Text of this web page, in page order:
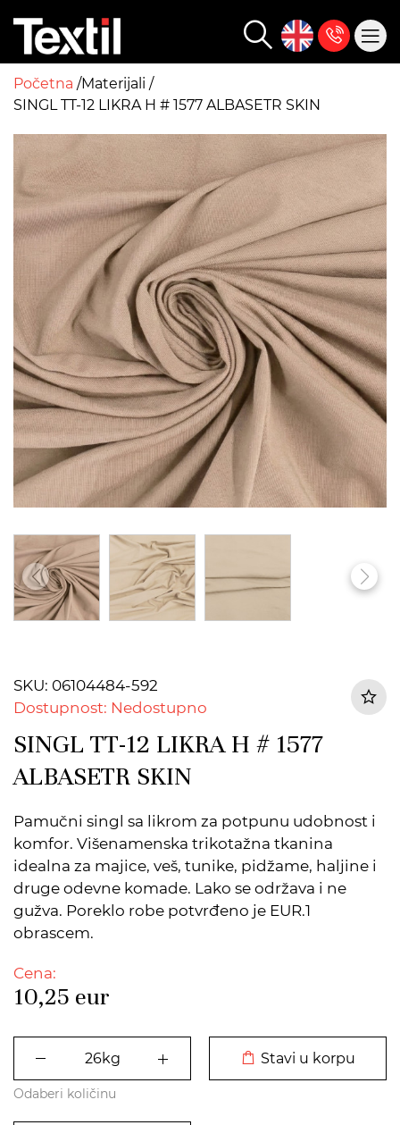
Početna Materijali
SINGL TT-12 LIKRA H # 1577 ALBASETR SKIN
SKU: 06104484-592
Dostupnost: Nedostupno
SINGL TT-12 LIKRA H # 1577
ALBASETR SKIN
Pamučni singl sa likrom za potpunu udobnost i
komfor. Višenamenska trikotažna tkanina
idealna za majice, veš, tunike, pidžame, haljine i
druge odevne komade. Lako se održava i ne
gužva. Poreklo robe potvrđeno je EUR.1
obrascem.
Cena:
10,25 eur
Stavi u korpu
Odaberi količinu